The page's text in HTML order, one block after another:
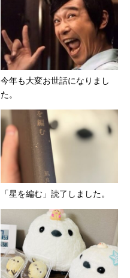
今年も大変お世話になりまし
た。
「星を編む」読了しました。